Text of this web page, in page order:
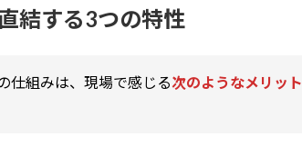
結する3つの特性
仕組みは、現場で感じる次のようなメリット